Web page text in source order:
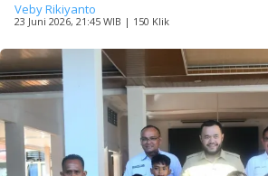
Veby Rikiyanto
23 Juni 2026, 21:45 WIB | 150 Klik